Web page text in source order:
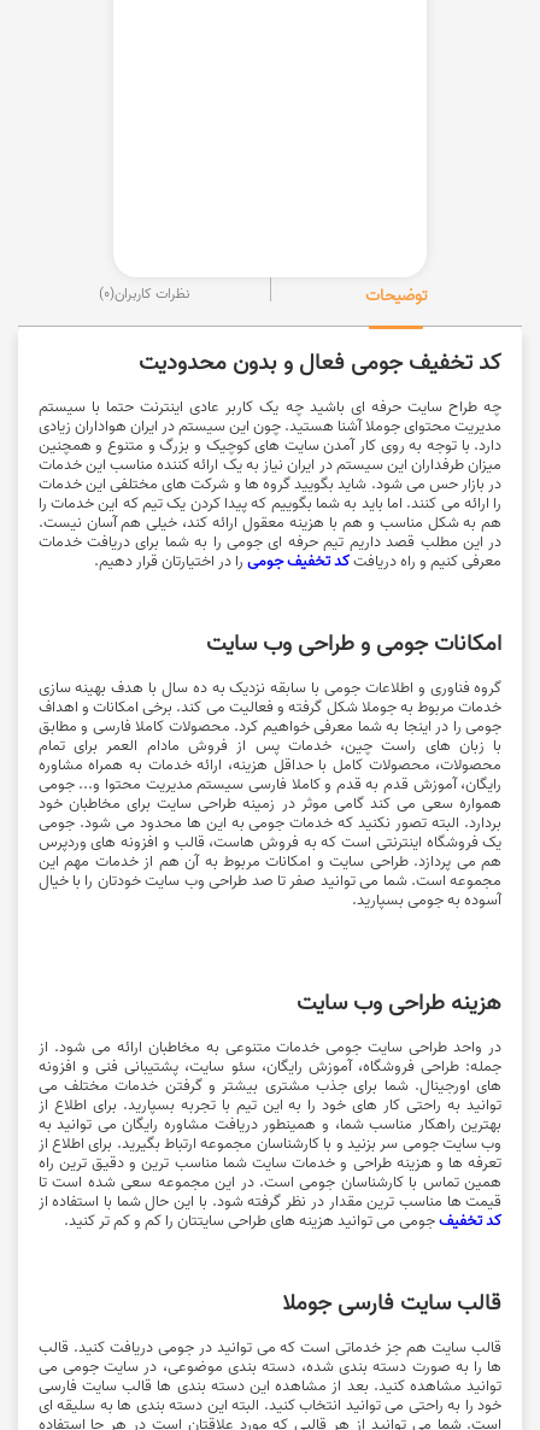
توضیحات نظرات کاربران(0)
کد تخفیف جومی فعال و بدون محدودیت
چه طراح سایت حرفه ای باشید چه یک کاربر عادی اینترنت حتما با سیستم
مدیریت محتوای جوملا آشنا هستید. چون این سیستم در ایران هواداران زیادی
دارد. با توجه به روی کار آمدن سایت های کوچیک و بزرگ و متنوع و همچنین
میزان طرفداران این سیستم در ایران نیاز به یک ارائه کننده مناسب این خدمات
در بازار حس می شود. شاید بگویید گروه ها و شرکت های مختلفی این خدمات
را ارائه می کنند. اما باید به شما بگوییم که پیدا کردن یک تیم که این خدمات را
هم به شکل مناسب و هم با هزینه معقول ارائه کند، خیلی هم آسان نیست.
در این مطلب قصد داریم تیم حرفه ای جومی را به شما برای دریافت خدمات
معرفی کنیم و راه دریافتکد تخفیف جومیرا در اختیارتان قرار دهیم.
امکانات جومی و طراحی وب سایت
گروه فناوری و اطلاعات جومی با سابقه نزدیک به ده سال با هدف بهینه سازی
خدمات مربوط به جوملا شکل گرفته و فعالیت می کند. برخی امکانات و اهداف
جومی را در اینجا به شما معرفی خواهیم کرد. محصولات کاملا فارسی و مطابق
با زبان های راست چین، خدمات پس از فروش مادام العمر برای تمام
محصولات، محصولات کامل با حداقل هزینه، ارائه خدمات به همراه مشاوره
رایگان، آموزش قدم به قدم و کاملا فارسی سیستم مدیریت محتوا و... جومی
همواره سعی می کند گامی موثر در زمینه طراحی سایت برای مخاطبان خود
بردارد. البته تصور نکنید که خدمات جومی به این ها محدود می شود. جومی
یک فروشگاه اینترنتی است که به فروش هاست، قالب و افزونه های وردپرس
هم می پردازد. طراحی سایت و امکانات مربوط به آن هم از خدمات مهم این
مجموعه است. شما می توانید صفر تا صد طراحی وب سایت خودتان را با خیال
آسوده به جومی بسپارید.
هزینه طراحی وب سایت
در واحد طراحی سایت جومی خدمات متنوعی به مخاطبان ارائه می شود. از
جمله: طراحی فروشگاه، آموزش رایگان، سئو سایت، پشتیبانی فنی و افزونه
های اورجینال. شما برای جذب مشتری بیشتر و گرفتن خدمات مختلف می
توانید به راحتی کار های خود را به این تیم با تجربه بسپارید. برای اطلاع از
بهترین راهکار مناسب شما، و همینطور دریافت مشاوره رایگان می توانید به
وب سایت جومی سر بزنید و با کارشناسان مجموعه ارتباط بگیرید. برای اطلاع از
تعرفه ها و هزینه طراحی و خدمات سایت شما مناسب ترین و دقیق ترین راه
همین تماس با کارشناسان جومی است. در این مجموعه سعی شده است تا
قیمت ها مناسب ترین مقدار در نظر گرفته شود. با این حال شما با استفاده از
کد تخفیفجومی می توانید هزینه های طراحی سایتتان را کم و کم تر کنید.
قالب سایت فارسی جوملا
قالب سایت هم جز خدماتی است که می توانید در جومی دریافت کنید. قالب
ها را به صورت دسته بندی شده، دسته بندی موضوعی، در سایت جومی می
توانید مشاهده کنید. بعد از مشاهده این دسته بندی ها قالب سایت فارسی
خود را به راحتی می توانید انتخاب کنید. البته این دسته بندی ها به سلیقه ای
است. شما می توانید از هر قالبی که مورد علاقتان است در هر جا استفاده